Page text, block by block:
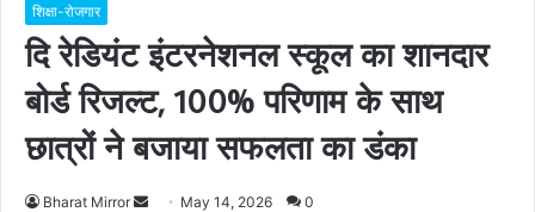
शिक्षा-रोजगार
दि रेडियंट इंटरनेशनल स्कूल का शानदार
बोर्ड रिजल्ट, 100% परिणाम के साथ
छात्रों ने बजाया सफलता का डंका
Bharat Mirror May 14, 2026 0